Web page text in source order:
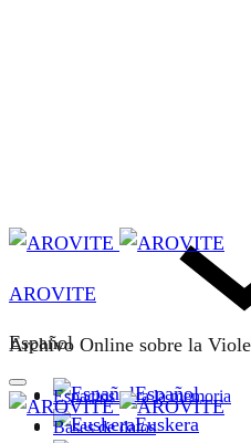
Español
Español
Euskera
AROVITE
Archivo Online sobre la
Espacios para la memoria
Bases de datos